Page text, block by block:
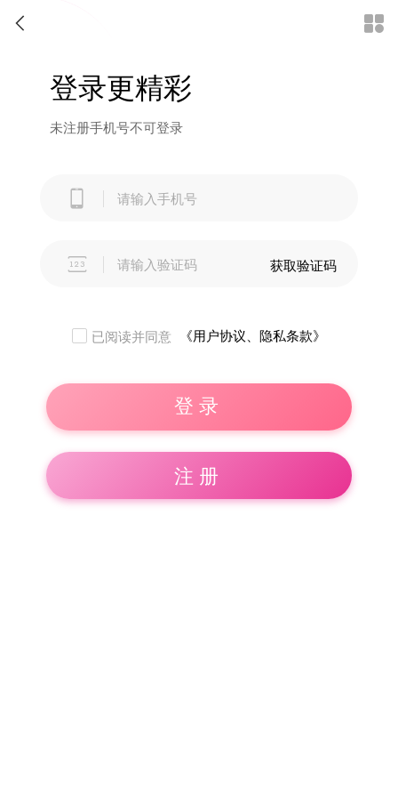

登录更精彩
未注册手机号不可登录
 获取验证码
已阅读并同意 《用户协议、隐私条款》
登录
注册
